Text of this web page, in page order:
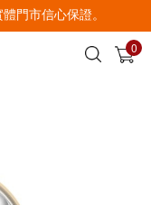
門市信心保證。
0
查看